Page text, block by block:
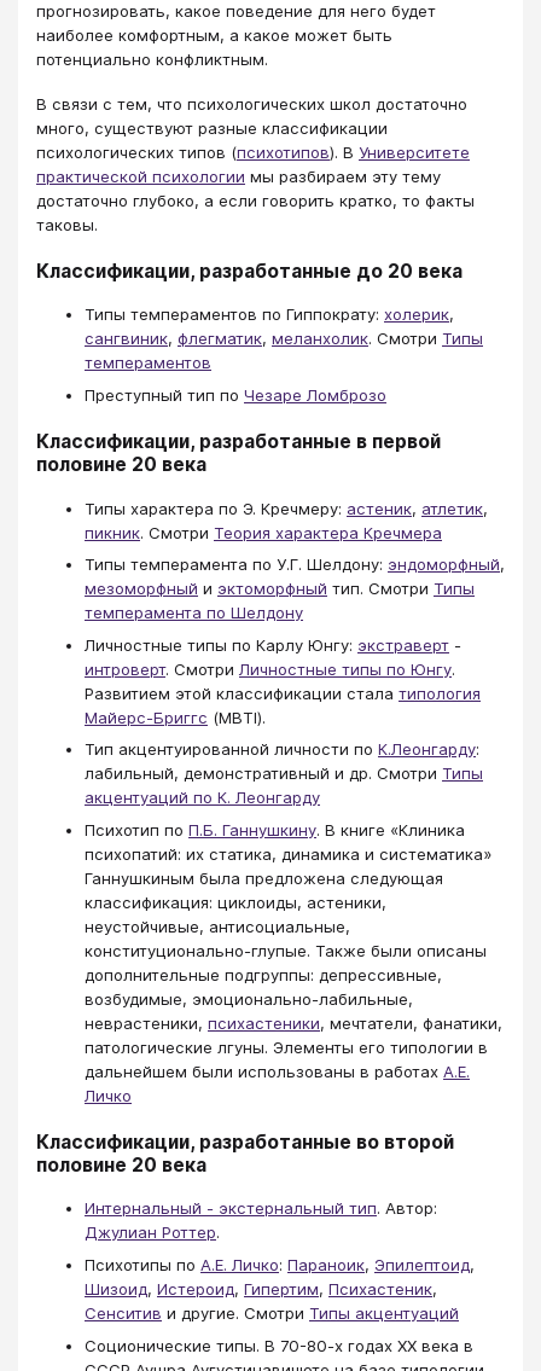
прогнозировать, какое поведение для него будет
наиболее комфортным, а какое может быть
потенциально конфликтным.
В связи с тем, что психологических школ достаточно
много, существуют разные классификации
психологических типов (психотипов). В Университете
практической психологии мы разбираем эту тему
достаточно глубоко, а если говорить кратко, то факты
таковы.
Классификации, разработанные до 20 века
Типы темпераментов по Гиппократу: холерик,
сангвиник, флегматик, меланхолик. Смотри Типы
темпераментов
Преступный тип по Чезаре Ломброзо
Классификации, разработанные в первой
половине 20 века
Типы характера по Э. Кречмеру: астеник, атлетик,
пикник. Смотри Теория характера Кречмера
Типы темперамента по У.Г. Шелдону: эндоморфный,
мезоморфный и эктоморфный тип. Смотри Типы
темперамента по Шелдону
Личностные типы по Карлу Юнгу: экстраверт -
интроверт. Смотри Личностные типы по Юнгу.
Развитием этой классификации стала типология
Майерс-Бриггс (MBTI).
Тип акцентуированной личности по К.Леонгарду:
лабильный, демонстративный и др. Смотри Типы
акцентуаций по К. Леонгарду
Психотип по П.Б. Ганнушкину. В книге «Клиника
психопатий: их статика, динамика и систематика»
Ганнушкиным была предложена следующая
классификация: циклоиды, астеники,
неустойчивые, антисоциальные,
конституционально-глупые. Также были описаны
дополнительные подгруппы: депрессивные,
возбудимые, эмоционально-лабильные,
неврастеники, психастеники, мечтатели, фанатики,
патологические лгуны. Элементы его типологии в
дальнейшем были использованы в работах А.Е.
Личко
Классификации, разработанные во второй
половине 20 века
Интернальный - экстернальный тип. Автор:
Джулиан Роттер.
Психотипы по А.Е. Личко: Параноик, Эпилептоид,
Шизоид, Истероид, Гипертим, Психастеник,
Сенситив и другие. Смотри Типы акцентуаций
Соционические типы. В 70-80-х годах XX века в